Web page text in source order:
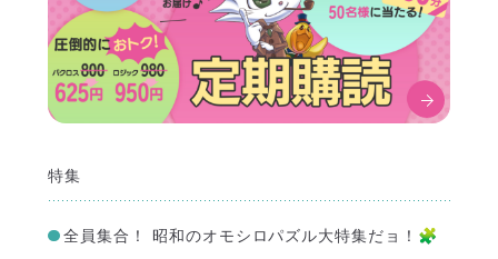
特集
全員集合！ 昭和のオモシロパズル大特集だョ！🧩